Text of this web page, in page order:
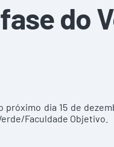
do
próximo dia 15 de
Faculdade Objetivo.